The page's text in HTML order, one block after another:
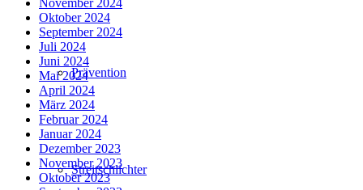
Prävention
Streitschlichter
November 2024
Oktober 2024
September 2024
Juli 2024
Juni 2024
Mai 2024
April 2024
März 2024
Februar 2024
Januar 2024
Dezember 2023
November 2023
Oktober 2023